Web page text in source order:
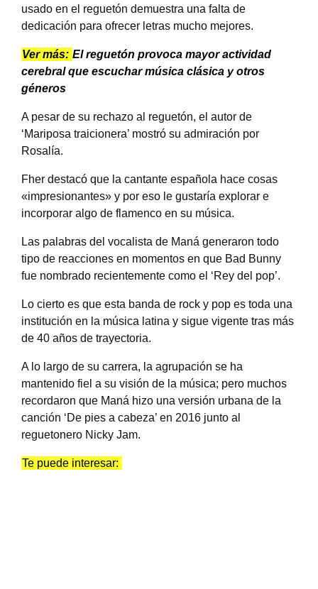
usado en el reguetón demuestra una falta de
dedicación para ofrecer letras mucho mejores.
Ver más: El reguetón provoca mayor actividad
cerebral que escuchar música clásica y otros
géneros
A pesar de su rechazo al reguetón, el autor de
‘Mariposa traicionera’ mostró su admiración por
Rosalía.
Fher destacó que la cantante española hace cosas
«impresionantes» y por eso le gustaría explorar e
incorporar algo de flamenco en su música.
Las palabras del vocalista de Maná generaron todo
tipo de reacciones en momentos en que Bad Bunny
fue nombrado recientemente como el ‘Rey del pop’.
Lo cierto es que esta banda de rock y pop es toda una
institución en la música latina y sigue vigente tras más
de 40 años de trayectoria.
A lo largo de su carrera, la agrupación se ha
mantenido fiel a su visión de la música; pero muchos
recordaron que Maná hizo una versión urbana de la
canción ‘De pies a cabeza’ en 2016 junto al
reguetonero Nicky Jam.
Te puede interesar: